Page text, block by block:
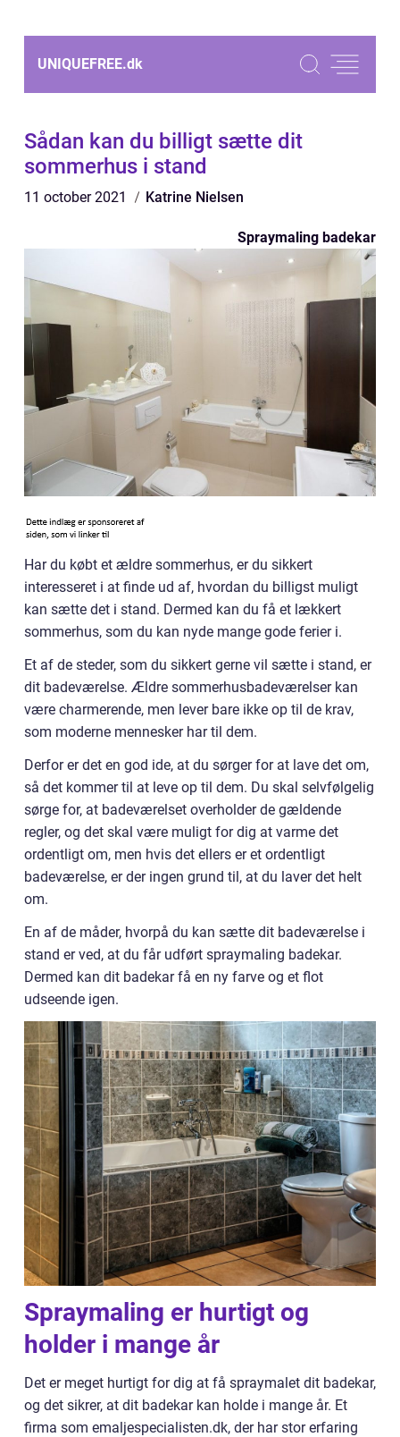
UNIQUEFREE.dk
Sådan kan du billigt sætte dit
sommerhus i stand
11 october 2021 Katrine Nielsen
Spraymaling badekar
Har du købt et ældre sommerhus, er du sikkert
interesseret i at finde ud af, hvordan du billigst muligt
kan sætte det i stand. Dermed kan du få et lækkert
sommerhus, som du kan nyde mange gode ferier i.
Et af de steder, som du sikkert gerne vil sætte i stand, er
dit badeværelse. Ældre sommerhusbadeværelser kan
være charmerende, men lever bare ikke op til de krav,
som moderne mennesker har til dem.
Derfor er det en god ide, at du sørger for at lave det om,
så det kommer til at leve op til dem. Du skal selvfølgelig
sørge for, at badeværelset overholder de gældende
regler, og det skal være muligt for dig at varme det
ordentligt om, men hvis det ellers er et ordentligt
badeværelse, er der ingen grund til, at du laver det helt
om.
En af de måder, hvorpå du kan sætte dit badeværelse i
stand er ved, at du får udført spraymaling badekar.
Dermed kan dit badekar få en ny farve og et flot
udseende igen.
Spraymaling er hurtigt og
holder i mange år
Det er meget hurtigt for dig at få spraymalet dit badekar,
og det sikrer, at dit badekar kan holde i mange år. Et
firma som emaljespecialisten.dk, der har stor erfaring